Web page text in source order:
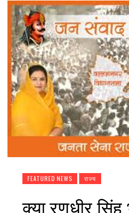
FEATURED NEWS राज्य
क्या रणधीर